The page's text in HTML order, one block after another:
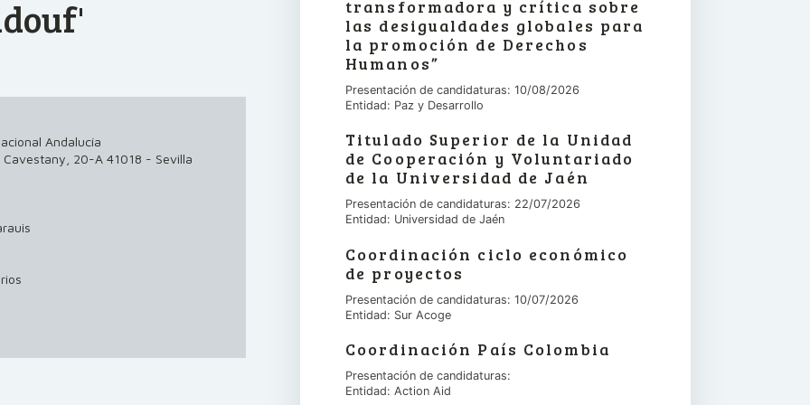
Andalucía
Cavestany, 20-A 41018 - Sevilla
transformadora y crítica sobre
las desigualdades globales para
la promoción de Derechos
Humanos”
Presentación de candidaturas: 10/08/2026
Entidad: Paz y Desarrollo
Titulado Superior de la Unidad
de Cooperación y Voluntariado
de la Universidad de Jaén
Presentación de candidaturas: 22/07/2026
Entidad: Universidad de Jaén
Coordinación ciclo económico
de proyectos
Presentación de candidaturas: 10/07/2026
Entidad: Sur Acoge
Coordinación País Colombia
Presentación de candidaturas:
Entidad: Action Aid